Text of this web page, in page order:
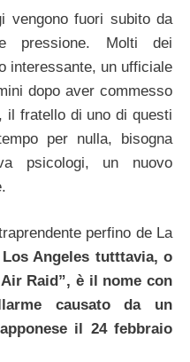
vengono fuori subito da
pressione. Molti dei
interessante, un ufficiale
dopo aver commesso
il fratello di uno di questi
per nulla, bisogna
psicologi, un nuovo
perfino de La
Angeles tutttavia, o
Raid”, è il nome con
causato da un
il 24 febbraio